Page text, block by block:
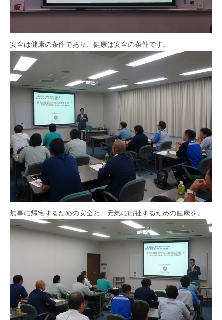
安全は健康の条件であり、健康は安全の条件です。
無事に帰宅するための安全と、元気に出社するための健康を。